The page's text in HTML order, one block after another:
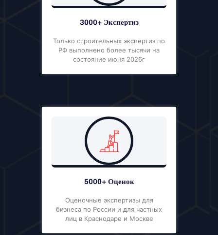
3000+ Экспертиз
Только строительных экспертиз по
РФ выполнено более тысячи на
состояние июня 2026г
5000+ Оценок
Оценочные экспертизы для
бизнеса по России и для частных
лиц в Краснодаре и Москве